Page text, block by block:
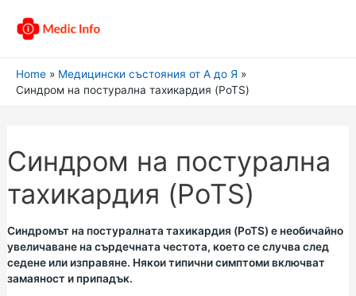
Home
Медицински състояния от А до Я
Синдром на постурална тахикардия (PoTS)
Синдром на постурална
тахикардия (PoTS)
Синдромът на постуралната тахикардия (PoTS) е необичайно
увеличаване на сърдечната честота, което се случва след
седене или изправяне. Някои типични симптоми включват
замаяност и припадък.